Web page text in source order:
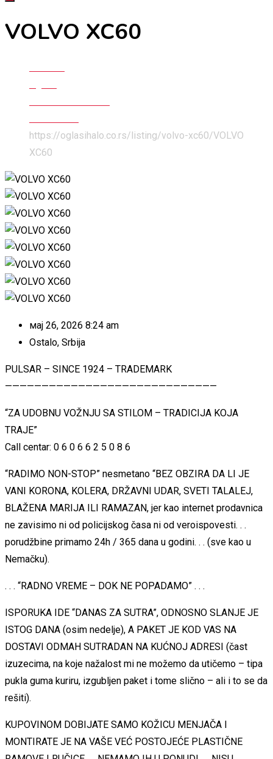
VOLVO XC60
https://oglasihalo.co.rs/listing/volvo-xc60/VOLVO
XC60
мај 26, 2026 8:24 am
Ostalo, Srbija
PULSAR – SINCE 1924 – TRADEMARK
—————————————————————————————
“ZA UDOBNU VOŽNJU SA STILOM – TRADICIJA KOJA
TRAJE”
Call centar: 0 6 0 6 6 2 5 0 8 6
“RADIMO NON-STOP” nesmetano “BEZ OBZIRA DA LI JE
VANI KORONA, KOLERA, DRŽAVNI UDAR, SVETI TALALEJ,
BLAŽENA MARIJA ILI RAMAZAN, jer kao internet prodavnica
ne zavisimo ni od policijskog časa ni od veroispovesti. . .
porudžbine primamo 24h / 365 dana u godini. . . (sve kao u
Nemačku).
. . . “RADNO VREME – DOK NE POPADAMO” . . .
ISPORUKA IDE “DANAS ZA SUTRA”, ODNOSNO SLANJE JE
ISTOG DANA (osim nedelje), A PAKET JE KOD VAS NA
DOSTAVI ODMAH SUTRADAN NA KUĆNOJ ADRESI (čast
izuzecima, na koje nažalost mi ne možemo da utičemo – tipa
pukla guma kuriru, izgubljen paket i tome slično – ali i to se da
rešiti).
KUPOVINOM DOBIJATE SAMO KOŽICU MENJAČA I
MONTIRATE JE NA VAŠE VEĆ POSTOJEĆE PLASTIČNE